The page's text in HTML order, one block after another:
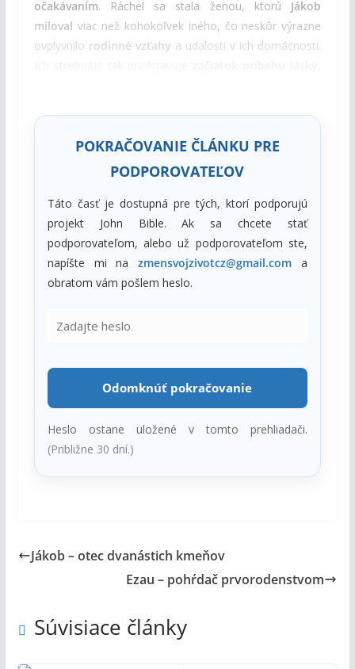
očakávaním. Ráchel sa stala ženou, ktorú Jákob
miloval viac než kohokoľvek iného, čo neskôr výrazne
ovplyvnilo rodinné vzťahy a udalosti v ich domácnosti.
POKRAČOVANIE ČLÁNKU PRE
PODPOROVATEĽOV
Táto časť je dostupná pre tých, ktorí podporujú
projekt John Bible. Ak sa chcete stať
podporovateľom, alebo už podporovateľom ste,
napíšte mi nazmensvojzivotcz@gmail.com a
obratom vám pošlem heslo.
Odomknúť pokračovanie
Heslo ostane uložené v tomto prehliadači.
(Približne 30 dní.)
Jákob – otec dvanástich kmeňov
Ezau – pohŕdač prvorodenstvom
Súvisiace články